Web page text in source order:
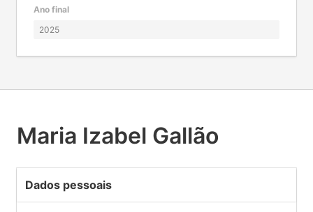
Ano final
Maria Izabel Gallão
Dados pessoais